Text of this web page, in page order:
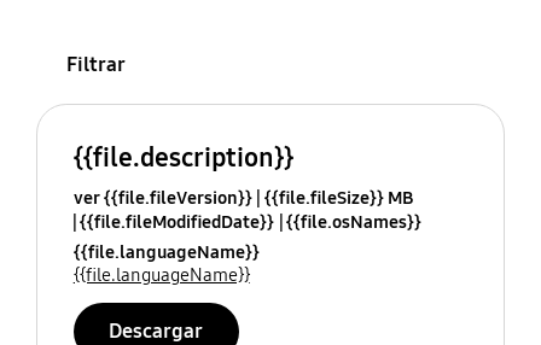
Filtrar
{{file.description}}
ver {{file.fileVersion}} {{file.fileSize}} MB
{{file.fileModifiedDate}} {{file.osNames}}
{{file.languageName}}
{{file.languageName}}
Descargar